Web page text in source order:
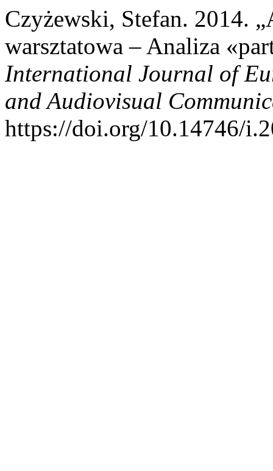
Czyżewski, Stefan. 2014.
warsztatowa – Analiza
International Journal of
and Audiovisual
https://doi.org/10.14746/